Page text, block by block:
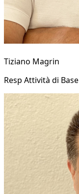
Tiziano Magrin
Resp Attività di Base